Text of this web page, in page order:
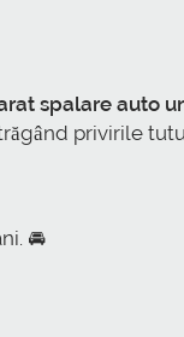
spalare auto
privirile
🚘